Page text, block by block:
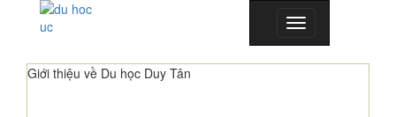
Toggle
navigation
Giới thiệu về Du học Duy Tân